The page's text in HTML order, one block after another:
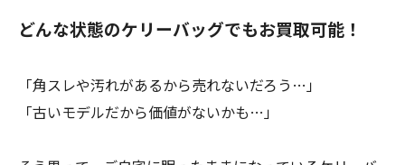
どんな状態のケリーバッグでもお買取可能！
「角スレや汚れがあるから売れないだろう…」
「古いモデルだから価値がないかも…」